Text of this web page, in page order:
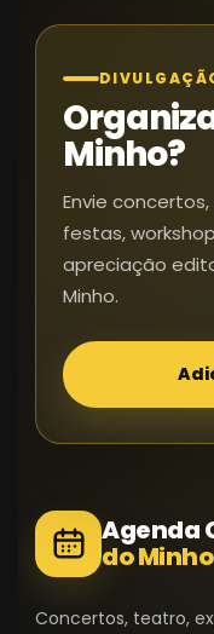
Minho?
Envie
festas,
apreciação
Minho.
Agenda
do Minho
Concertos, teatro,